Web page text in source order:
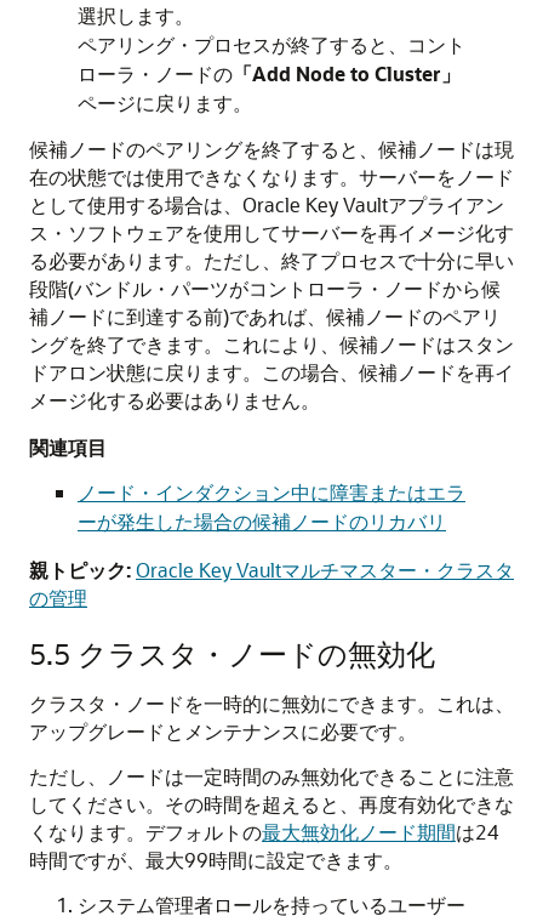
選択します。
ペアリング・プロセスが終了すると、コント
ローラ・ノードの 「Add Node to Cluster」
ページに戻ります。
候補ノードのペアリングを終了すると、候補ノードは現
在の状態では使用できなくなります。サーバーをノード
として使用する場合は、Oracle Key Vaultアプライアン
ス・ソフトウェアを使用してサーバーを再イメージ化す
る必要があります。ただし、終了プロセスで十分に早い
段階(バンドル・パーツがコントローラ・ノードから候
補ノードに到達する前)であれば、候補ノードのペアリ
ングを終了できます。これにより、候補ノードはスタン
ドアロン状態に戻ります。この場合、候補ノードを再イ
メージ化する必要はありません。
関連項目
ノード・インダクション中に障害またはエラ
ーが発生した場合の候補ノードのリカバリ
親トピック:Oracle Key Vaultマルチマスター・クラスタ
の管理
5.5 クラスタ・ノードの無効化
クラスタ・ノードを一時的に無効にできます。これは、
アップグレードとメンテナンスに必要です。
ただし、ノードは一定時間のみ無効化できることに注意
してください。その時間を超えると、再度有効化できな
くなります。デフォルトの最大無効化ノード期間は24
時間ですが、最大99時間に設定できます。
システム管理者ロールを持っているユーザー